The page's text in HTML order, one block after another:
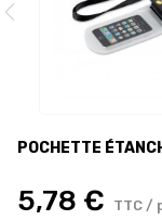
POCHETTE
5,78 € TTC /